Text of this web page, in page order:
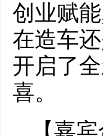
创业赋
在造车
开启了
喜。
【嘉